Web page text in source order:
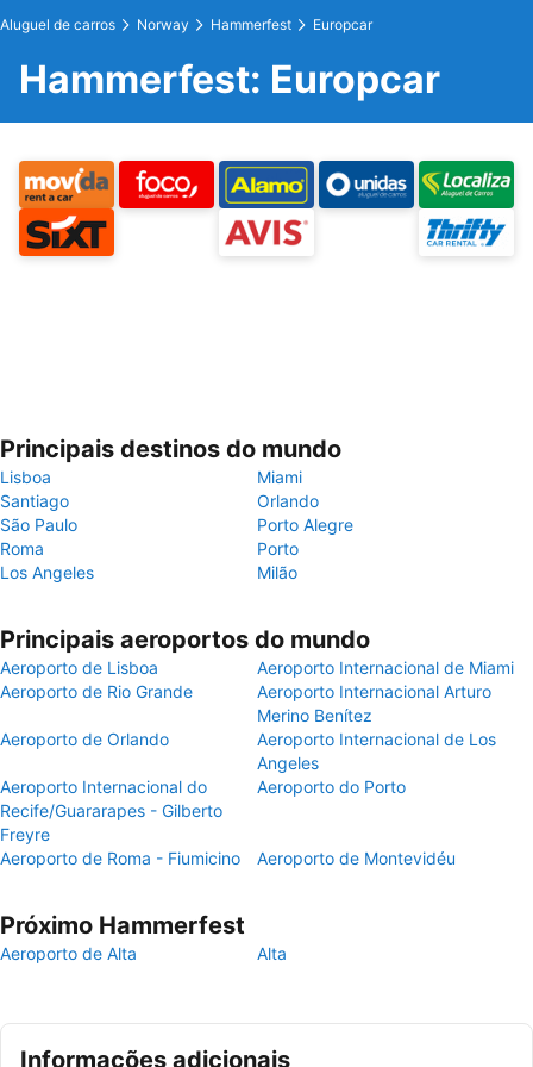
Aluguel de carros Norway Hammerfest Europcar
Hammerfest: Europcar
Principais destinos do mundo
Lisboa
Miami
Santiago
Orlando
São Paulo
Porto Alegre
Roma
Porto
Los Angeles
Milão
Principais aeroportos do mundo
Aeroporto de Lisboa
Aeroporto Internacional de Miami
Aeroporto de Rio Grande
Aeroporto Internacional Arturo
Merino Benítez
Aeroporto de Orlando
Aeroporto Internacional de Los
Angeles
Aeroporto Internacional do
Recife/Guararapes - Gilberto
Freyre
Aeroporto do Porto
Aeroporto de Roma - Fiumicino Aeroporto de Montevidéu
Próximo Hammerfest
Aeroporto de Alta Alta
Informações adicionais